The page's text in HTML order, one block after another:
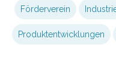
Förderverein
Produktentwicklungen